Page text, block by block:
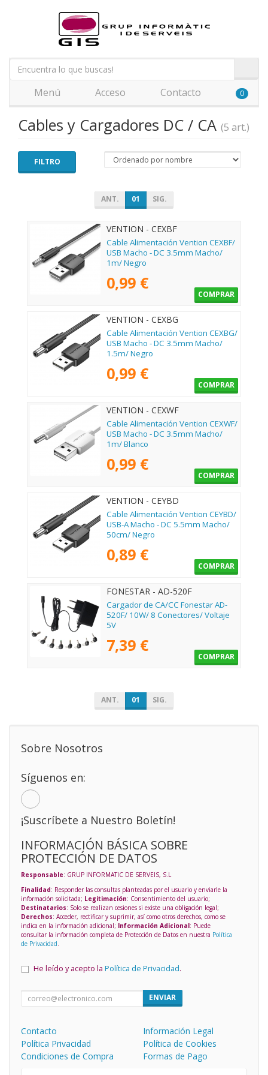
Menú Acceso Contacto 0
Cables y Cargadores DC / CA (5 art.)
FILTRO
ANT. 01 SIG.
VENTION - CEXBF
Cable Alimentación Vention CEXBF/
USB Macho - DC 3.5mm Macho/
1m/ Negro
0,99 €
COMPRAR
VENTION - CEXBG
Cable Alimentación Vention CEXBG/
USB Macho - DC 3.5mm Macho/
1.5m/ Negro
0,99 €
COMPRAR
VENTION - CEXWF
Cable Alimentación Vention CEXWF/
USB Macho - DC 3.5mm Macho/
1m/ Blanco
0,99 €
COMPRAR
VENTION - CEYBD
Cable Alimentación Vention CEYBD/
USB-A Macho - DC 5.5mm Macho/
50cm/ Negro
0,89 €
COMPRAR
FONESTAR - AD-520F
Cargador de CA/CC Fonestar AD-
520F/ 10W/ 8 Conectores/ Voltaje
5V
7,39 €
COMPRAR
ANT. 01 SIG.
Sobre Nosotros
Síguenos en:
¡Suscríbete a Nuestro Boletín!
INFORMACIÓN BÁSICA SOBRE
PROTECCIÓN DE DATOS
Responsable: GRUP INFORMATIC DE SERVEIS, S.L
Finalidad: Responder las consultas planteadas por el usuario y enviarle la
información solicitada; Legitimación: Consentimiento del usuario;
Destinatarios: Solo se realizan cesiones si existe una obligación legal;
Derechos: Acceder, rectificar y suprimir, así como otros derechos, como se
indica en la información adicional; Información Adicional: Puede
consultar la información completa de Protección de Datos en nuestra Política
de Privacidad.
He leído y acepto la Política de Privacidad.
ENVIAR
Contacto
Información Legal
Política Privacidad
Política de Cookies
Condiciones de Compra
Formas de Pago